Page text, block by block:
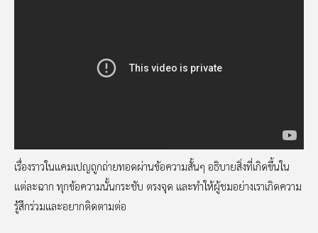
เรื่องราวในแคมเปญถูกถ่ายทอดผ่านข้อความสั้นๆ อธิบายสิ่งที่เกิดขึ้นใน
แต่ละฉาก ทุกข้อความนั้นกระชับ ตรงจุด และทำให้ผู้ชมอย่างเราเกิดความ
รู้สึกร่วมและอยากติดตามต่อ